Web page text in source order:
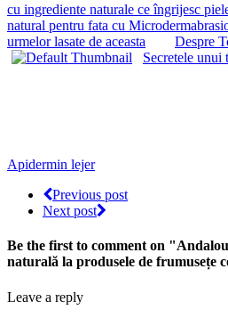
cu ingrediente naturale ce îngrijesc
natural pentru fata cu
urmelor lasate de aceasta
Despre
Secretele unui
Apidermin lejer
Previous post
Next post
Be the first to comment on
naturală la produsele de frumusețe
Leave a reply